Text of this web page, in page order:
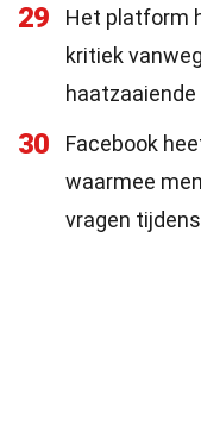
29
Het platform
kritiek
30
Facebook
waarmee
vragen